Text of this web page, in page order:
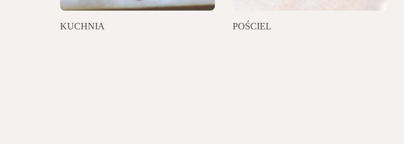
KUCHNIA POŚCIEL